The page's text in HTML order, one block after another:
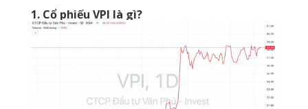
1. Cổ phiếu VPI là gì?